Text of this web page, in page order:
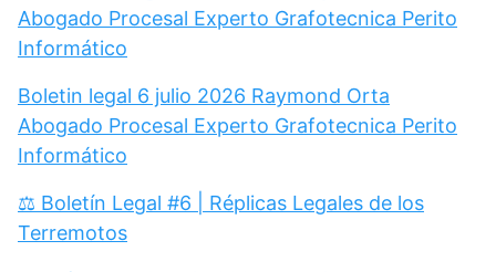
Abogado Procesal Experto Grafotecnica Perito
Informático
Boletin legal 6 julio 2026 Raymond Orta
Abogado Procesal Experto Grafotecnica Perito
Informático
⚖️ Boletín Legal #6 | Réplicas Legales de los
Terremotos